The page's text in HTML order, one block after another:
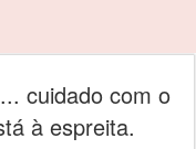
cuidado com o
à espreita.